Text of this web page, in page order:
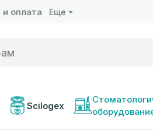
оплата Еще
Scilogex